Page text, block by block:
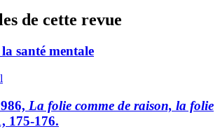
de cette revue
santé mentale
La folie comme de raison, la folie
175-176.